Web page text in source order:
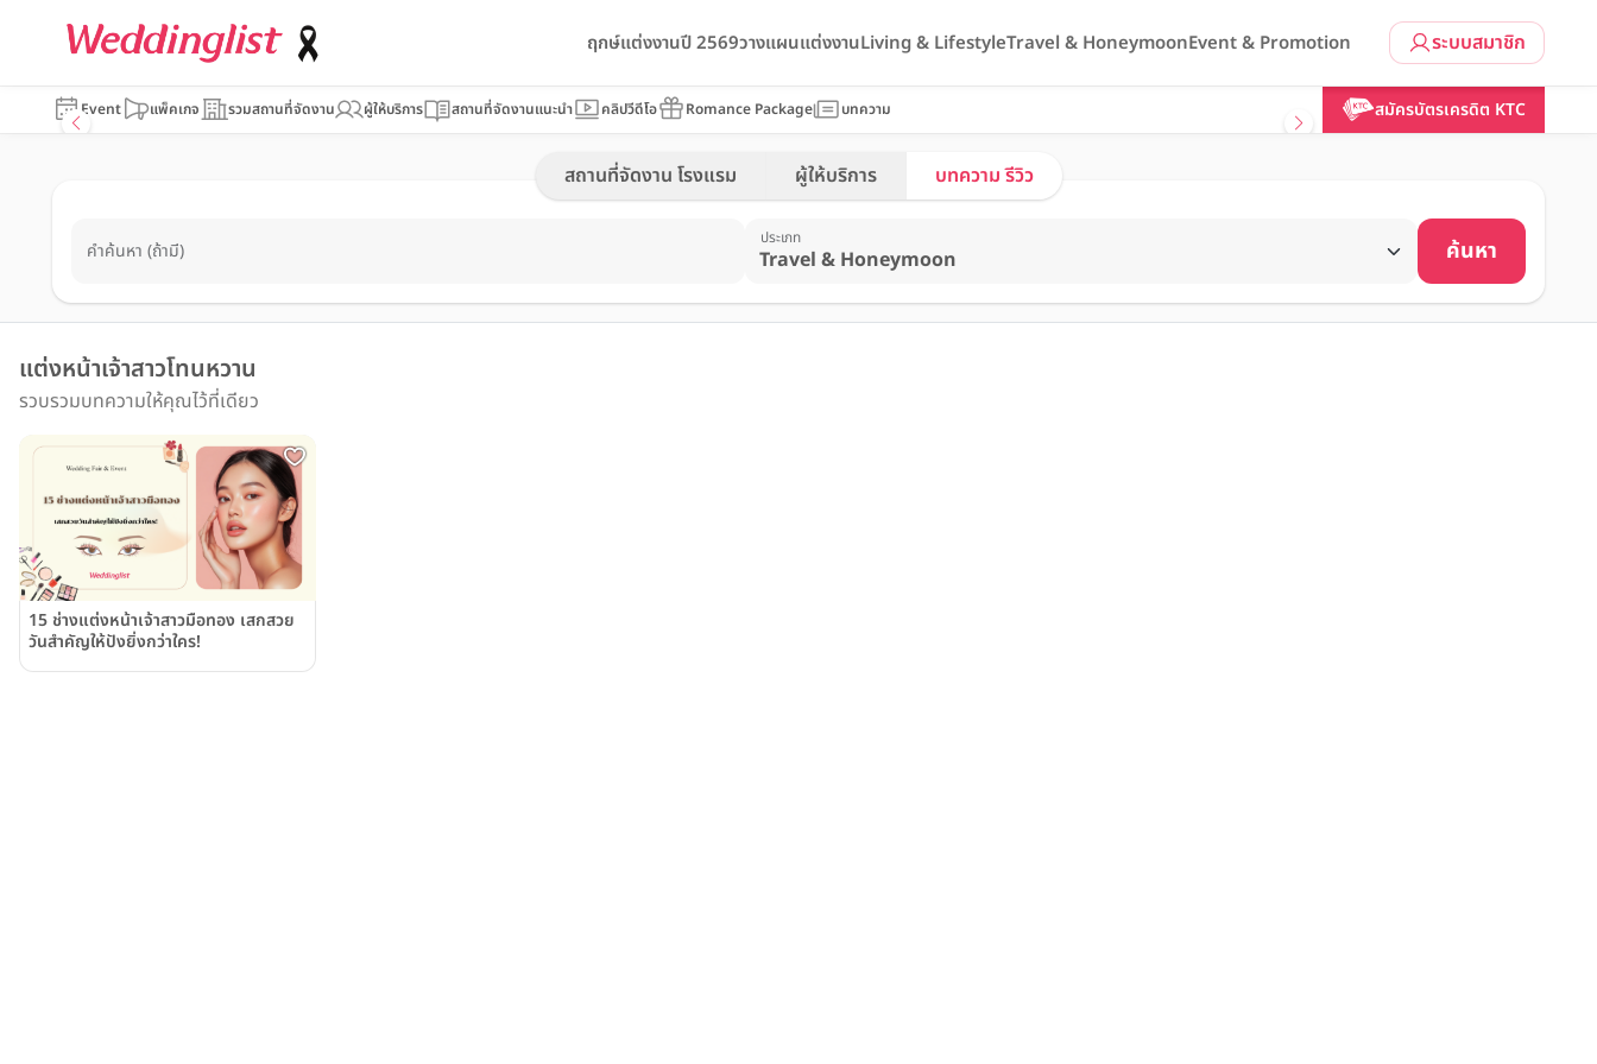
ระบบสมาชิก
ฤกษ์แต่งงานปี 2569วางแผนแต่งงานLiving & LifestyleTravel & HoneymoonEvent & Promotion
Event แพ็คเกจ รวมสถานที่จัดงาน ผู้ให้บริการ สถานที่จัดงานแนะนำ คลิปวีดีโอ Romance Package บทความ สมัครบัตรเครดิต KTC
สถานที่จัดงาน โรงแรม ผู้ให้บริการ บทความ รีวิว
คำค้นหา (ถ้ามี)
ประเภท ค้นหา
แต่งหน้าเจ้าสาวโทนหวาน
รวบรวมบทความให้คุณไว้ที่เดียว
15 ช่างแต่งหน้าเจ้าสาวมือทอง เสกสวย
วันสำคัญให้ปังยิ่งกว่าใคร!